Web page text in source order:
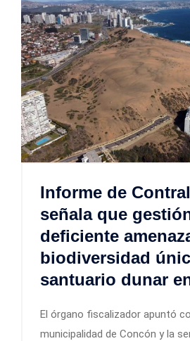
Informe de
señala que
deficiente
biodiversidad
santuario dunar
El órgano fiscalizador apuntó
municipalidad de Concón y la